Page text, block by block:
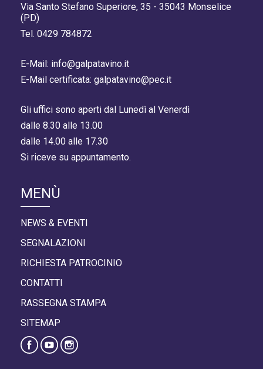
Via Santo Stefano Superiore, 35 - 35043 Monselice
(PD)
Tel. 0429 784872
E-Mail: info@galpatavino.it
E-Mail certificata: galpatavino@pec.it
Gli uffici sono aperti dal Lunedì al Venerdì
dalle 8.30 alle 13.00
dalle 14.00 alle 17.30
Si riceve su appuntamento.
MENÙ
NEWS & EVENTI
SEGNALAZIONI
RICHIESTA PATROCINIO
CONTATTI
RASSEGNA STAMPA
SITEMAP